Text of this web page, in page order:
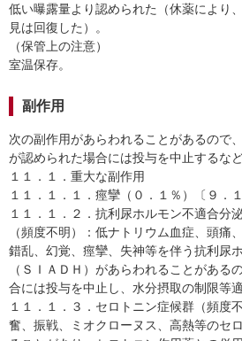
低い曝露量より認められた（休薬により
見は回復した）。
（保管上の注意）
室温保存。
副作用
次の副作用があらわれることがあるので
が認められた場合には投与を中止するな
１１．１．重大な副作用
１１．１．１．痙攣（０．１％）〔９．
１１．１．２．抗利尿ホルモン不適合分
（頻度不明）：低ナトリウム血症、頭痛
錯乱、幻覚、痙攣、失神等を伴う抗利尿
（ＳＩＡＤＨ）があらわれることがある
合には投与を中止し、水分摂取の制限等
１１．１．３．セロトニン症候群（頻度
奮、振戦、ミオクローヌス、高熱等のセ